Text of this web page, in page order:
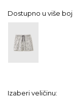
Dostupno u više
Izaberi veličinu: